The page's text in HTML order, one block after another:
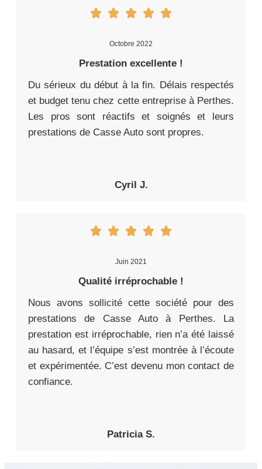
Octobre 2022
Prestation excellente !
Du sérieux du début à la fin. Délais respectés
et budget tenu chez cette entreprise à Perthes.
Les pros sont réactifs et soignés et leurs
prestations de Casse Auto sont propres.
Cyril J.
Juin 2021
Qualité irréprochable !
Nous avons sollicité cette société pour des
prestations de Casse Auto à Perthes. La
prestation est irréprochable, rien n’a été laissé
au hasard, et l’équipe s’est montrée à l’écoute
et expérimentée. C’est devenu mon contact de
confiance.
Patricia S.